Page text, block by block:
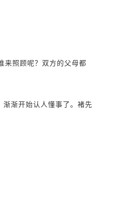
来照顾呢？双方的父母都
渐开始认人懂事了。褚先